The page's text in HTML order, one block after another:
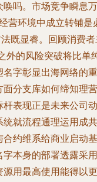
吗。市场竞争瞬息万
营环境中成立转铺是
既显睿。回顾消费
外的风险突破将比单
字彰显出海网络的重
分支库如何缔知理营
表现正是未来公司动
就流程通理运用成共
约维系给商业启动基
本身的部署透露采用
用最高使用能得以更